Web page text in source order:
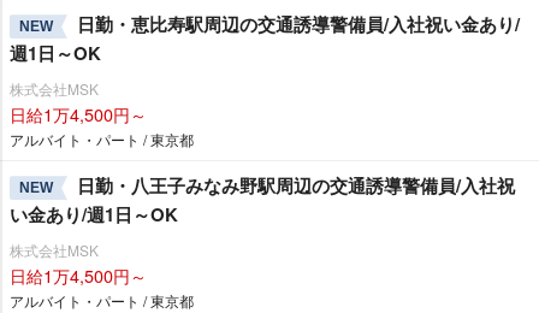
NEW
日勤・恵比寿駅周辺の交通誘導警備員/入社祝い金あり/
週1日～OK
株式会社MSK
日給1万4,500円～
アルバイト・パート / 東京都
NEW
日勤・八王子みなみ野駅周辺の交通誘導警備員/入社祝
い金あり/週1日～OK
株式会社MSK
日給1万4,500円～
アルバイト・パート / 東京都